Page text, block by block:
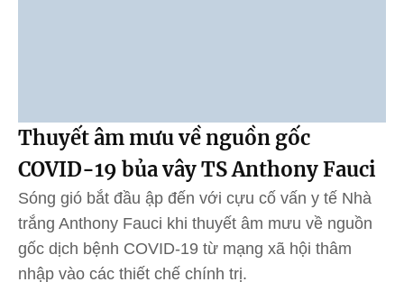
Thuyết âm mưu về nguồn gốc
COVID-19 bủa vây TS Anthony Fauci
Sóng gió bắt đầu ập đến với cựu cố vấn y tế Nhà
trắng Anthony Fauci khi thuyết âm mưu về nguồn
gốc dịch bệnh COVID-19 từ mạng xã hội thâm
nhập vào các thiết chế chính trị.